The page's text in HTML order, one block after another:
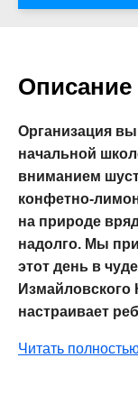
Описание
Организация
начальной
вниманием
конфетно-
на природе
надолго. Мы
этот день в
настраивает
Читать